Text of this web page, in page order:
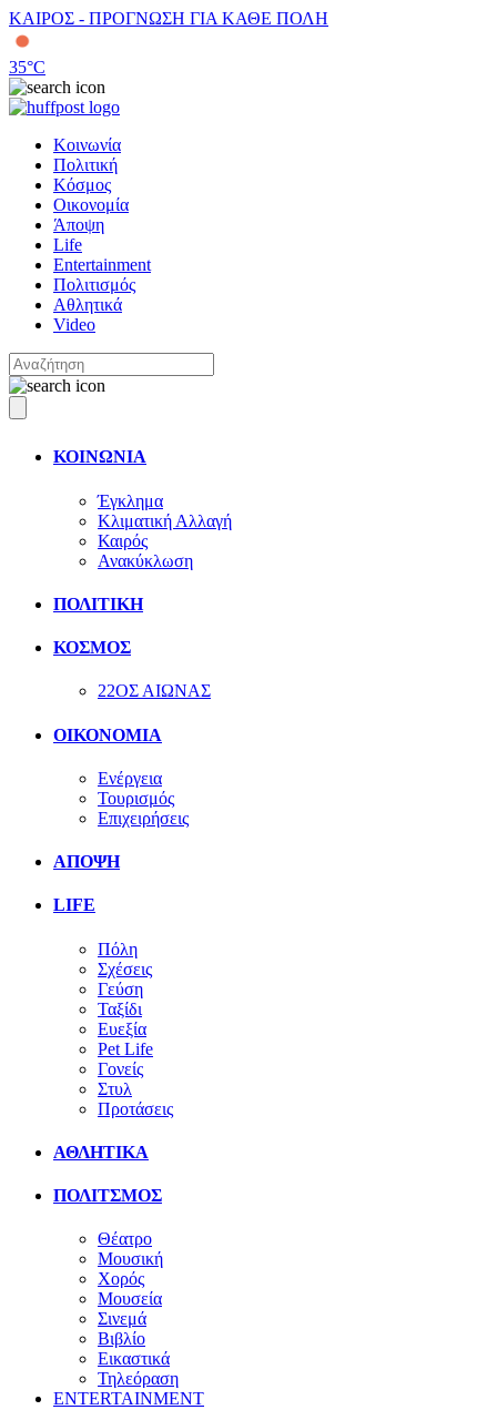
ΚΑΙΡΟΣ - ΠΡΟΓΝΩΣΗ ΓΙΑ ΚΑΘΕ ΠΟΛΗ
35°C
Κοινωνία
Πολιτική
Κόσμος
Οικονομία
Άποψη
Life
Entertainment
Πολιτισμός
Αθλητικά
Video
ΚΟΙΝΩΝΙΑ
Έγκλημα
Κλιματική Αλλαγή
Καιρός
Ανακύκλωση
ΠΟΛΙΤΙΚΗ
ΚΟΣΜΟΣ
22ΟΣ ΑΙΩΝΑΣ
ΟΙΚΟΝΟΜΙΑ
Ενέργεια
Τουρισμός
Επιχειρήσεις
ΑΠΟΨΗ
LIFE
Πόλη
Σχέσεις
Γεύση
Ταξίδι
Ευεξία
Pet Life
Γονείς
Στυλ
Προτάσεις
ΑΘΛΗΤΙΚΑ
ΠΟΛΙΤΣΜΟΣ
Θέατρο
Μουσική
Χορός
Μουσεία
Σινεμά
Βιβλίο
Εικαστικά
Τηλεόραση
ENTERTAINMENT